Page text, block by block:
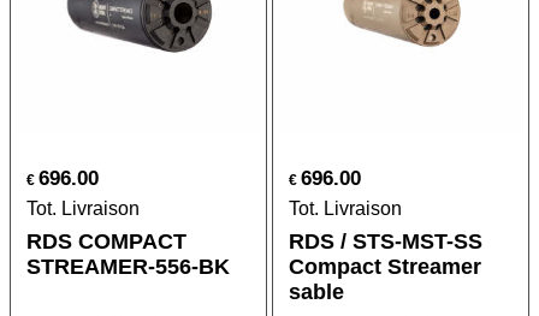
€ 696.00
Tot. Livraison
RDS COMPACT
STREAMER-556-BK
€ 696.00
Tot. Livraison
RDS / STS-MST-SS
Compact Streamer
sable